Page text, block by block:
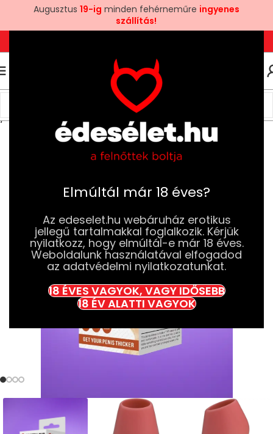
Elmúltál már 18 éves?
Az edeselet.hu webáruház erotikus
jellegű tartalmakkal foglalkozik. Kérjük
nyilatkozz, hogy elmúltál-e már 18 éves.
Weboldalunk használatával elfogadod
az adatvédelmi nyilatkozatunkat.
18 ÉVES VAGYOK, VAGY IDŐSEBB
18 ÉV ALATTI VAGYOK
Szexjátékok Pénisz és Erekció Növelés
Pénisz Köpenyek
Augusztus 19-ig minden fehérneműre ingyenes
szállítás!